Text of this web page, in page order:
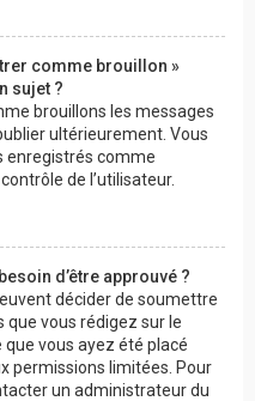
comme brouillon »
sujet ?
brouillons les messages
ultérieurement. Vous
enregistrés comme
de l’utilisateur.
d’être approuvé ?
décider de soumettre
que vous rédigez sur le
vous ayez été placé
permissions limitées. Pour
un administrateur du